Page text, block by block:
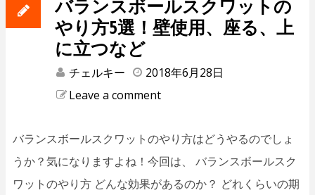
バランスボールスクワットの
やり方5選！壁使用、座る、上
に立つなど
チェルキー
2018年6月28日
Leave a comment
バランスボールスクワットのやり方はどうやるのでしょ
うか？気になりますよね！今回は、 バランスボールスク
ワットのやり方 どんな効果があるのか？ どれくらいの期